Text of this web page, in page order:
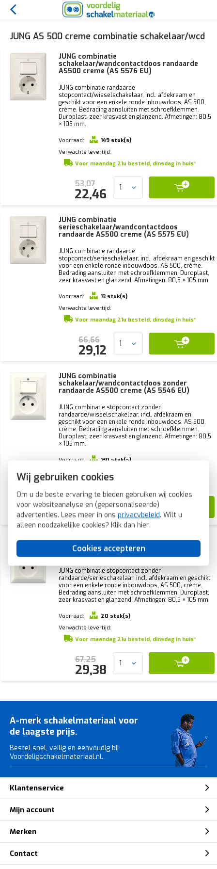
Wij gebruiken cookies
Om u de beste ervaring te bieden gebruiken wij cookies
voor websiteanalyse en (gepersonaliseerde)
advertenties. Lees meer in ons privacybeleid. Wilt u
alleen noodzakelijke cookies? Klik dan hier.
Cookies accepteren
JUNG AS 500 creme combinatie schakelaar/wcd
JUNG combinatie
schakelaar/wandcontactdoos randaarde
AS500 creme (AS 5576 EU)
JUNG combinatie randaarde
stopcontact/wisselschakelaar, incl. afdekraam en
geschikt voor een enkele ronde inbouwdoos, AS 500,
crème. Bedrading aansluiten met schroefklemmen.
Duroplast, zeer krasvast en glanzend. Afmetingen: 80,5
× 105 mm.
Voorraad:
149 stuk(s)
Verwachte levertijd:
Voor maandag 21u besteld, dinsdag in huis*
53,07
22,46
JUNG combinatie
serieschakelaar/wandcontactdoos
randaarde AS500 creme (AS 5575 EU)
JUNG combinatie randaarde
stopcontact/serieschakelaar, incl. afdekraam en geschikt
voor een enkele ronde inbouwdoos, AS 500, crème.
Bedrading aansluiten met schroefklemmen. Duroplast,
zeer krasvast en glanzend. Afmetingen: 80,5 × 105 mm.
Voorraad:
13 stuk(s)
Verwachte levertijd:
Voor maandag 21u besteld, dinsdag in huis*
66,66
29,12
JUNG combinatie
schakelaar/wandcontactdoos zonder
randaarde AS500 creme (AS 5546 EU)
JUNG combinatie stopcontact zonder
randaarde/wisselschakelaar, incl. afdekraam en
geschikt voor een enkele ronde inbouwdoos, AS 500,
crème. Bedrading aansluiten met schroefklemmen.
Duroplast, zeer krasvast en glanzend. Afmetingen: 80,5
× 105 mm.
Voorraad:
130 stuk(s)
Verwachte levertijd:
53,35
23,31
JUNG combinatie
serieschakelaar/wandcontactdoos zonder
randaarde AS500 creme (AS 5545 EU)
JUNG combinatie stopcontact zonder
randaarde/serieschakelaar, incl. afdekraam en geschikt
voor een enkele ronde inbouwdoos, AS 500, crème.
Bedrading aansluiten met schroefklemmen. Duroplast,
zeer krasvast en glanzend. Afmetingen: 80,5 × 105 mm.
Voorraad:
20 stuk(s)
Verwachte levertijd:
Voor maandag 21u besteld, dinsdag in huis*
67,25
29,38
A-merk schakelmateriaal voor
de laagste prijs.
Bestel snel, veilig en eenvoudig bij
Voordeligschakelmateriaal.nl.
Klantenservice
Mijn account
Merken
Contact